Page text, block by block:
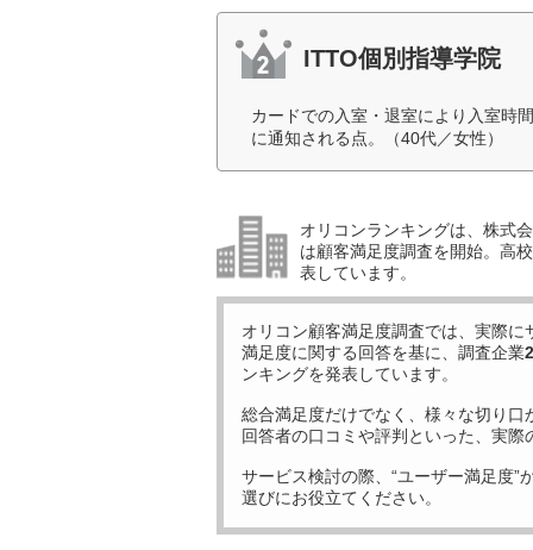
ITTO個別指導学院
カードでの入室・退室により入室時
に通知される点。（40代／女性）
オリコンランキングは、株式
は顧客満足度調査を開始。高
表しています。
オリコン顧客満足度調査では、実際に
満足度に関する回答を基に、調査企業
ンキングを発表しています。
総合満足度だけでなく、様々な切り口
回答者の口コミや評判といった、実際
サービス検討の際、“ユーザー満足度”
選びにお役立てください。